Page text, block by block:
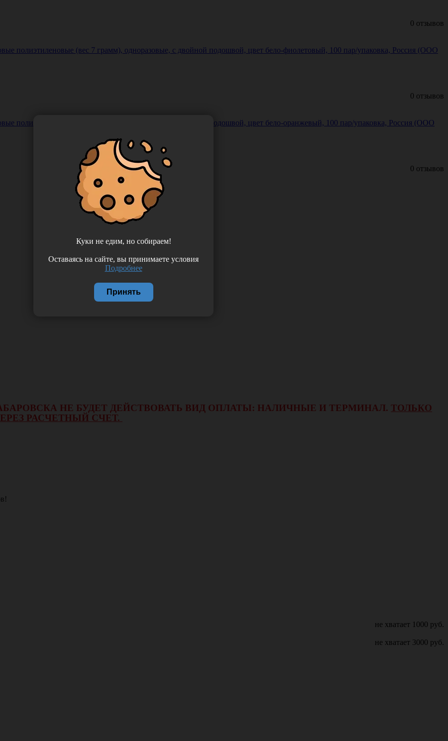
0 отзывов
полиэтиленовые (вес 7 грамм), одноразовые, с двойной подошвой, цвет бело-фиолетовый, 100 пар/упаковка, Россия (ООО
0 отзывов
полиэтиленовые (вес 7 грамм), одноразовые, с двойной подошвой, цвет бело-оранжевый, 100 пар/упаковка, Россия (ООО
0 отзывов
НЕ БУДЕТ ДЕЙСТВОВАТЬ ВИД ОПЛАТЫ: НАЛИЧНЫЕ И ТЕРМИНАЛ. ТОЛЬКО
РАСЧЕТНЫЙ СЧЕТ.
не хватает 1000 руб.
не хватает 3000 руб.
Куки не едим, но собираем!
Оставаясь на сайте, вы принимаете условия
Подробнее
Принять